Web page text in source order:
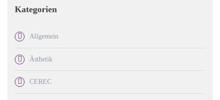
Kategorien
Allgemein
Ästhetik
CEREC